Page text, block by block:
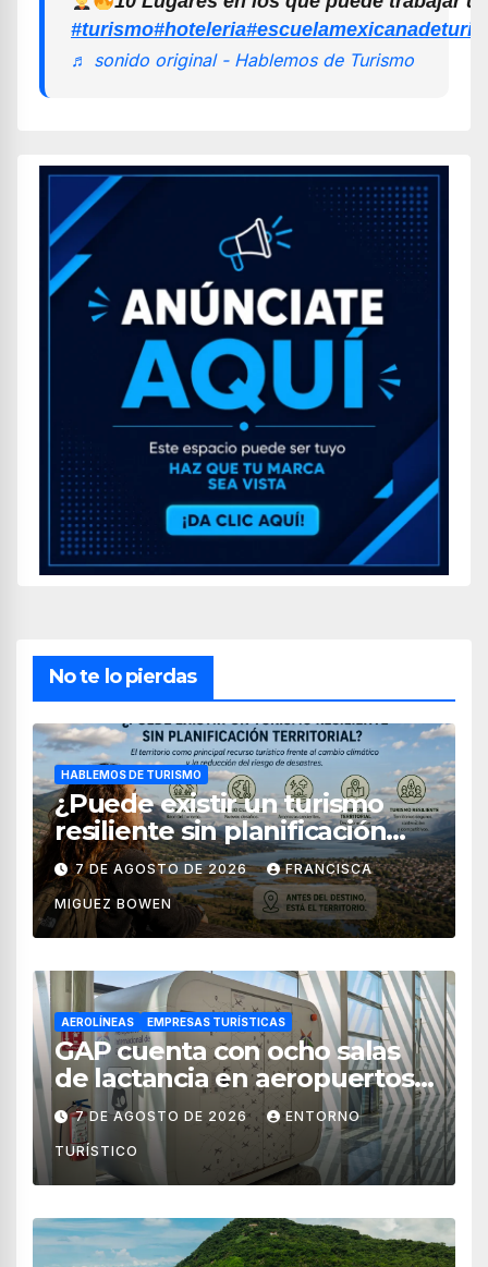
#turismo#hoteleria
♬ sonido original - Hablemos de Turismo
No te lo pierdas
HABLEMOS DE TURISMO
¿Puede existir un turismo
resiliente sin planificación
territorial?
7 DE AGOSTO DE 2026 FRANCISCA
MIGUEZ BOWEN
AEROLÍNEAS EMPRESAS TURÍSTICAS
GAP cuenta con ocho salas
de lactancia en aeropuertos
de México
7 DE AGOSTO DE 2026 ENTORNO
TURÍSTICO